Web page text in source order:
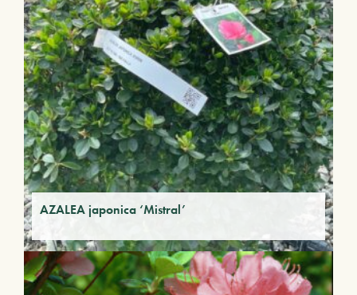
AZALEA japonica ‘Mistral’